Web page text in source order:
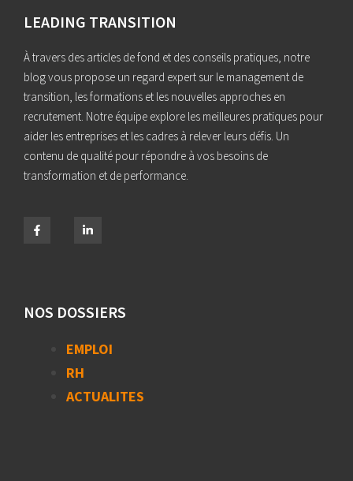
LEADING TRANSITION
À travers des articles de fond et des conseils pratiques, notre
blog vous propose un regard expert sur le management de
transition, les formations et les nouvelles approches en
recrutement. Notre équipe explore les meilleures pratiques pour
aider les entreprises et les cadres à relever leurs défis. Un
contenu de qualité pour répondre à vos besoins de
transformation et de performance.
NOS DOSSIERS
EMPLOI
RH
ACTUALITES